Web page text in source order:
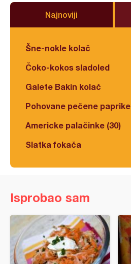
Najnoviji
Šne-nokle kolač
Čoko-kokos sladoled
Galete Bakin kolač
Pohovane pečene paprike
Americke palačinke (30)
Slatka fokača
Isprobao sam